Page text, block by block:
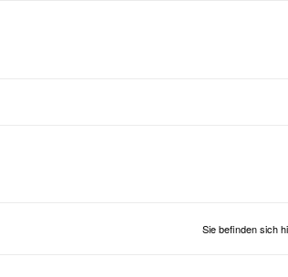
Sie befinden sich